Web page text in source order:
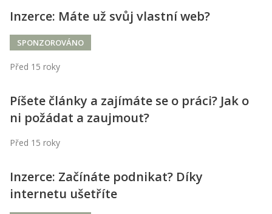
Inzerce
O mně
Přihlášení
Kontakt
Obchodní podmínky
Inzerce: Máte už svůj vlastní web?
SPONZOROVÁNO
Před 15 roky
Píšete články a zajímáte se o práci? Jak o
ni požádat a zaujmout?
Před 15 roky
Inzerce: Začínáte podnikat? Díky
internetu ušetříte